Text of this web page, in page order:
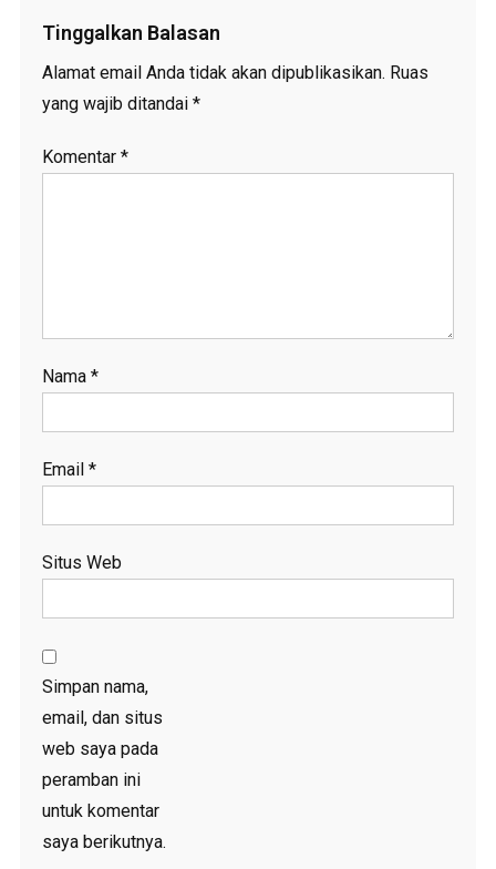
Tinggalkan Balasan
Alamat email Anda tidak akan dipublikasikan. Ruas
yang wajib ditandai *
Komentar *
Nama *
Email *
Situs Web
Simpan nama,
email, dan situs
web saya pada
peramban ini
untuk komentar
saya berikutnya.